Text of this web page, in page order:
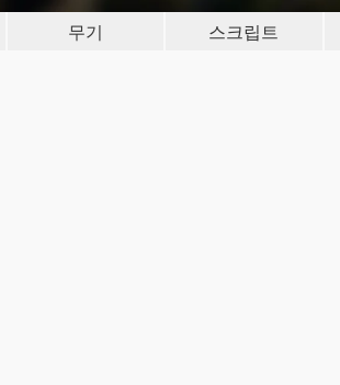
무기 스크립트